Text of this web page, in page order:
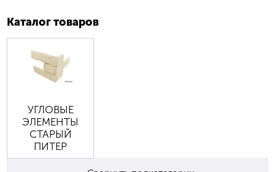
Каталог товаров
УГЛОВЫЕ
ЭЛЕМЕНТЫ
СТАРЫЙ
ПИТЕР